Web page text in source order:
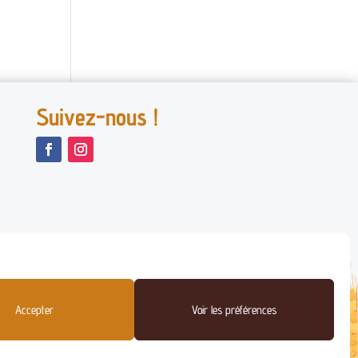
Accepter Voir les préférences
Suivez-nous !